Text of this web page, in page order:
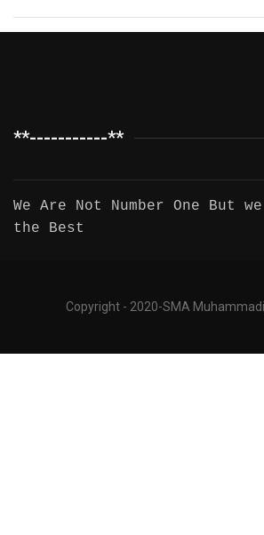
**-----------**
We Are Not Number One But
the Best
Copyright - 2020-SMA